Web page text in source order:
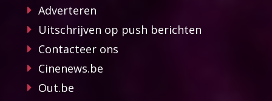
Adverteren
Uitschrijven op push berichten
Contacteer ons
Cinenews.be
Out.be